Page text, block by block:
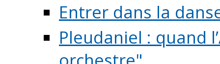
Entrer dans la
Pleudaniel : quand